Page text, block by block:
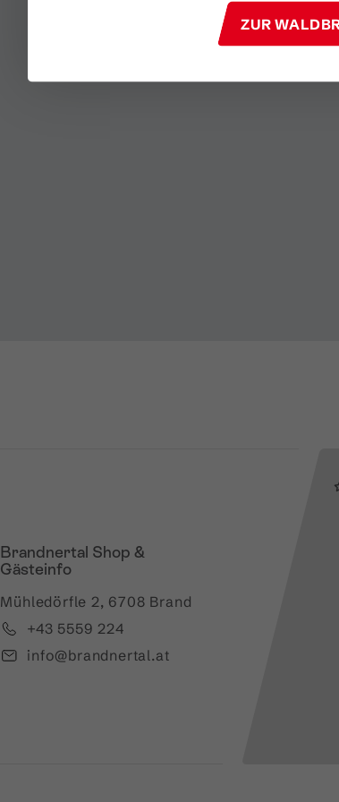
Brandnertal Shop &
Gästeinfo
Mühledörfle 2, 6708 Brand
+43 5559 224
info@brandnertal.at
ZUR